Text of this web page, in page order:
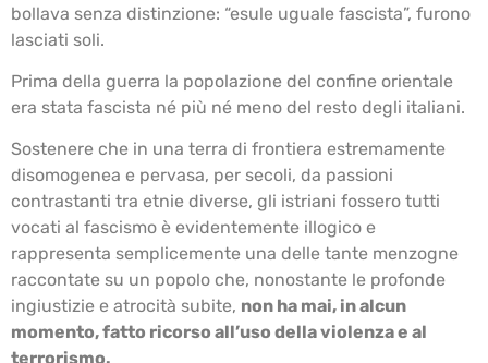
bollava senza distinzione: “esule uguale fascista”, furono
lasciati soli.
Prima della guerra la popolazione del confine orientale
era stata fascista né più né meno del resto degli italiani.
Sostenere che in una terra di frontiera estremamente
disomogenea e pervasa, per secoli, da passioni
contrastanti tra etnie diverse, gli istriani fossero tutti
vocati al fascismo è evidentemente illogico e
rappresenta semplicemente una delle tante menzogne
raccontate su un popolo che, nonostante le profonde
ingiustizie e atrocità subite, non ha mai, in alcun
momento, fatto ricorso all’uso della violenza e al
terrorismo.